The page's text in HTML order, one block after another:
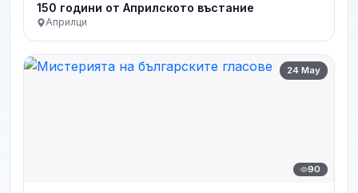
150 години от Априлското въстание
Априлци
24 May
90